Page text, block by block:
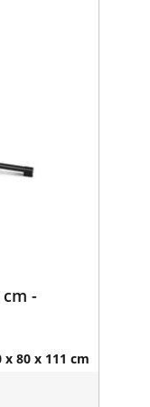
-
x 80 x 111 cm